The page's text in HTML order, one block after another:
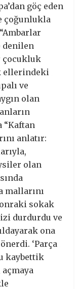
göç eden
çoğunlukla
denilen
çocukluk
ellerindeki
ve
olan
anlatır:
olan
mallarını
sokak
durdurdu ve
ona
‘Parça
kaybettik